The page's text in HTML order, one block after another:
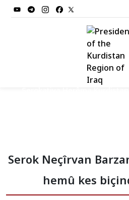
Cîgirên Serok
Stafê Serokatiyê
Serok Neçîrvan
hemû kes